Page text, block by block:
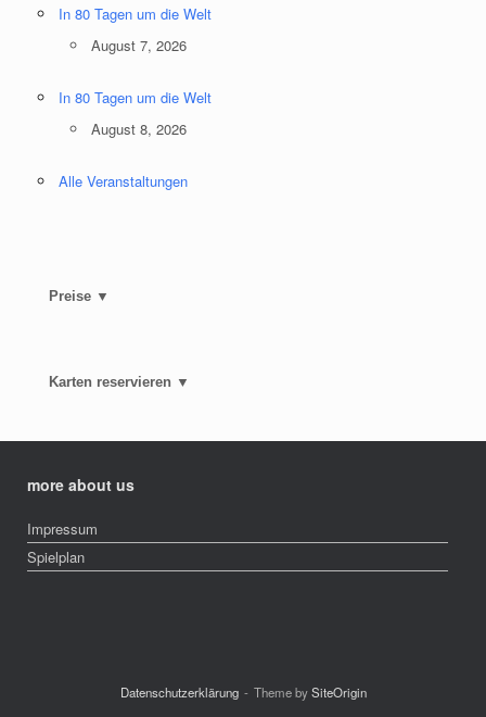
In 80 Tagen um die Welt
August 7, 2026
In 80 Tagen um die Welt
August 8, 2026
Alle Veranstaltungen
Preise ▼
Karten reservieren ▼
more about us
Impressum
Spielplan
Datenschutzerklärung Theme bySiteOrigin